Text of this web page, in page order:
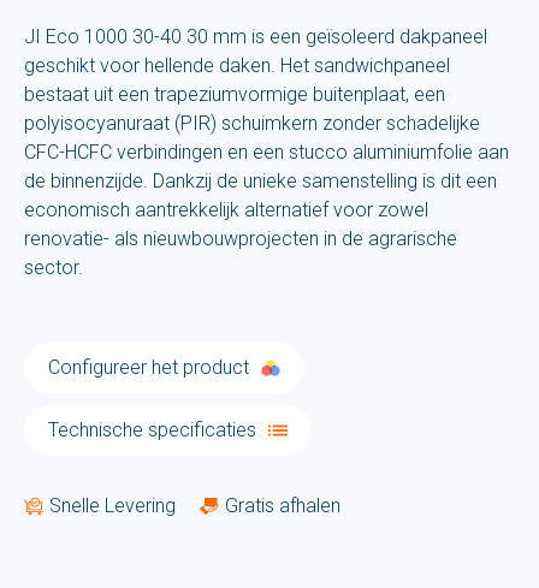
JI Eco 1000 30-40 30 mm is een geïsoleerd dakpaneel
geschikt voor hellende daken. Het sandwichpaneel
bestaat uit een trapeziumvormige buitenplaat, een
polyisocyanuraat (PIR) schuimkern zonder schadelijke
CFC-HCFC verbindingen en een stucco aluminiumfolie aan
de binnenzijde. Dankzij de unieke samenstelling is dit een
economisch aantrekkelijk alternatief voor zowel
renovatie- als nieuwbouwprojecten in de agrarische
sector.
Configureer het product
Technische specificaties
Snelle Levering Gratis afhalen